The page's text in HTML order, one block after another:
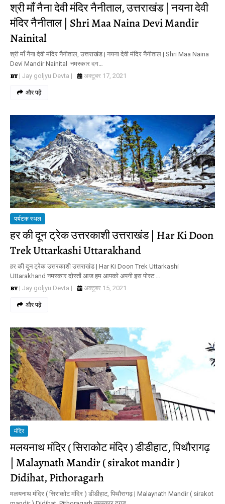
श्री माँ नैना देवी मंदिर नैनीताल, उत्तराखंड | नयना देवी
मंदिर नैनीताल | Shri Maa Naina Devi Mandir
Nainital
श्री माँ नैना देवी मंदिर नैनीताल, उत्तराखंड | नयना देवी मंदिर नैनीताल | Shri Maa Naina
Devi Mandir Nainital नमस्कार दग…
| Jay goljyu Devta |
अक्टूबर 17, 2021
और पढ़ें
पर्यटक स्थल
हर की दून ट्रेक उत्तरकाशी उत्तराखंड | Har Ki Doon
Trek Uttarkashi Uttarakhand
हर की दून ट्रेक उत्तरकाशी उत्तराखंड | Har Ki Doon Trek Uttarkashi
Uttarakhand नमस्कार दोस्तों आज हम आपको अपनी इस पोस्ट …
| Jay goljyu Devta |
अक्टूबर 15, 2021
और पढ़ें
मंदिर
मलयनाथ मंदिर ( सिराकोट मंदिर ) डीडीहाट, पिथौरागढ़
| Malaynath Mandir ( sirakot mandir )
Didihat, Pithoragarh
मलयनाथ मंदिर ( सिराकोट मंदिर ) डीडीहाट, पिथौरागढ़ | Malaynath Mandir ( sirakot